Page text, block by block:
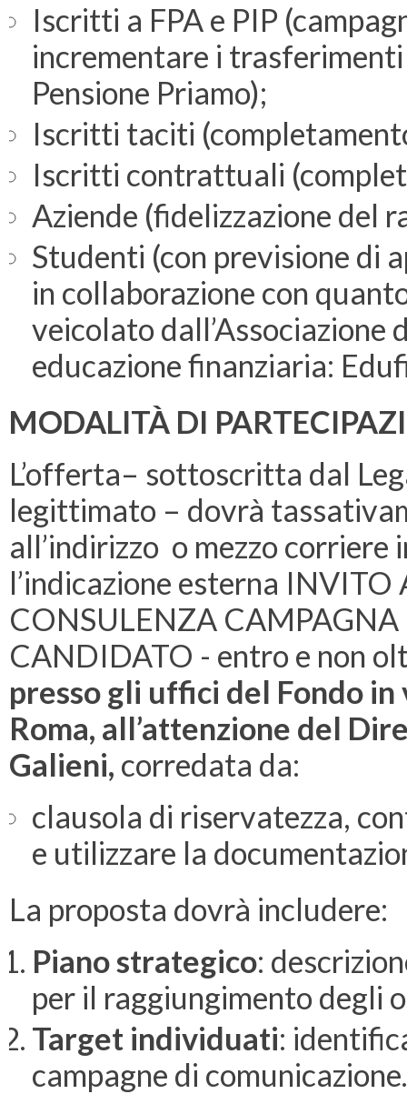
Iscritti a FPA e PIP
incrementare i
Pensione Priamo);​
Iscritti taciti
Iscritti contrattuali
Aziende (fidelizzazione del
Studenti (con previsione di
in collaborazione con
veicolato dall’Associazione
educazione finanziaria:
MODALITÀ DI
L’offerta– sottoscritta dal
legittimato – dovrà
all’indirizzo o mezzo
l’indicazione esterna
CONSULENZA
CANDIDATO - entro e non
presso gli uffici del Fondo in
Roma, all’attenzione del
Galieni, corredata da:
clausola di riservatezza,
e utilizzare la
La proposta dovrà includere:
Piano strategico:
per il raggiungimento degli
Target individuati:
campagne di